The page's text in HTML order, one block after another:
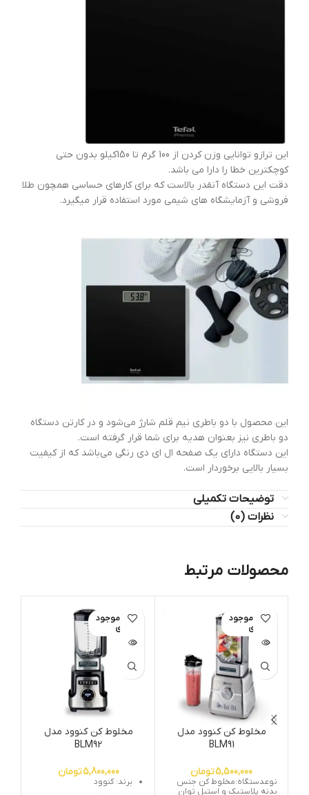
این ترازو توانایی وزن کردن از 100 گرم تا 150کیلو بدون حتی
کوچکترین خطا را دارا می باشد.
دقت این دستگاه آنقدر بالاست که برای کارهای حساسی همچون طلا
فروشی و آزمایشگاه های شیمی مورد استفاده قرار میگیرد.
این محصول با دو باطری نیم قلم شارژ می‌شود و در کارتن دستگاه
دو باطری نیز بعنوان هدیه برای شما قرار گرفته است.
این دستگاه دارای یک صفحه ال ای دی رنگی می‌باشد که از کیفیت
بسیار بالایی برخوردار است.
توضیحات تکمیلی
نظرات (0)
محصولات مرتبط
اتمام موجود
ی
مخلوط کن کنوود مدل
BLM91
5,500,000تومان
نوعدستگاه:مخلوط کن جنس
بدنه پلاستیک و استیل توان
اتمام موجود
ی
مخلوط کن کنوود مدل
BLM92
5,800,000تومان
برند: کنوود